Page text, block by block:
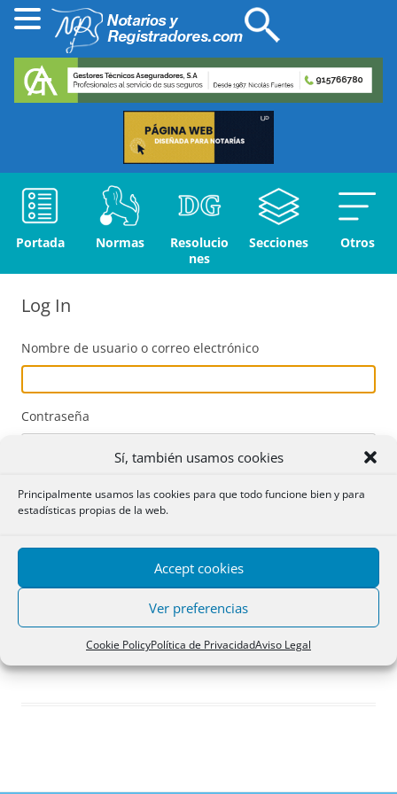
Sí, también usamos cookies
Principalmente usamos las cookies para que todo funcione bien y para
estadísticas propias de la web.
Accept cookies
Ver preferencias
Cookie PolicyPolítica de PrivacidadAviso Legal
Portada Normas
Resolucio
nes
Secciones Otros
Log In
Nombre de usuario o correo electrónico
Contraseña
Acceder
Registro
¿Has olvidado tu contraseña?